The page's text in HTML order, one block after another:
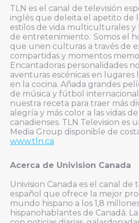
TLN es el canal de televisión
inglés que deleita el apetito de
estilos de vida multiculturales y
de entretenimiento. Somos el
que unen culturas a través de
compartidas y momentos
Encantadoras personalidades
aventuras escénicas en lugares
en la cocina. Añada grandes
de música y fútbol internacional
nuestra receta para traer más
alegría y más color a las vidas
canadienses. TLN Television es
Media Group disponible de
www.tln.ca
Acerca de Univision Canada
Univision Canada es el canal de
español que ofrece la mejor
mundo hispano a los 1,8
hispanohablantes de Canadá.